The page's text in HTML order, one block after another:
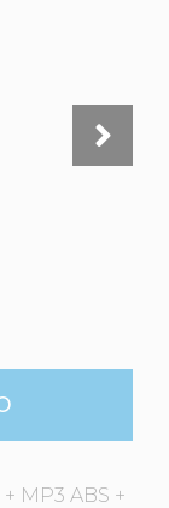
MP3 ABS +